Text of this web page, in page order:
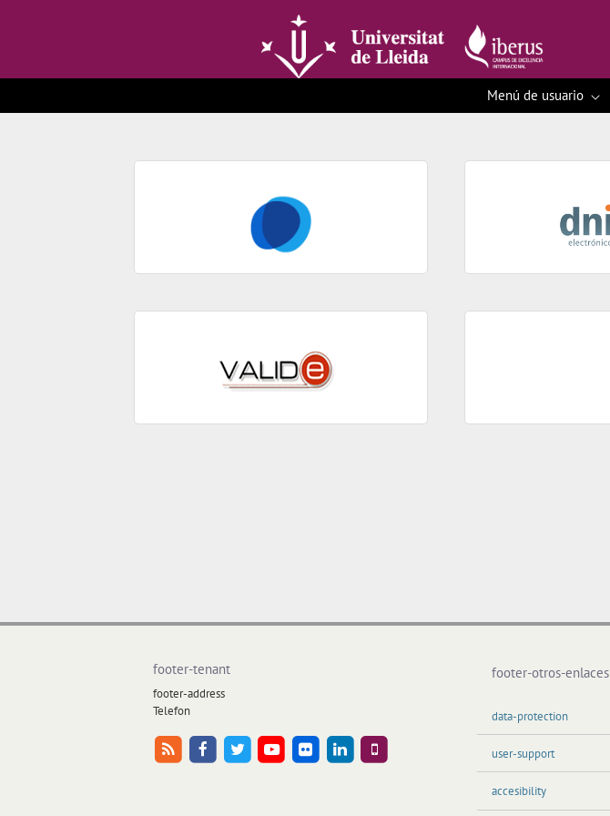
Menú de usuario
footer-tenant
footer-address
Telefon
footer-otros-enlaces
data-protection
user-support
accesibility